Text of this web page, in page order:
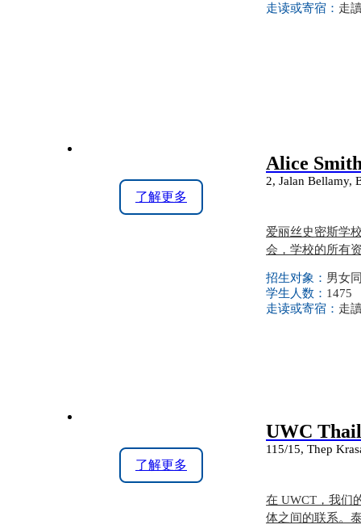
走读或寄宿： 走
了解更多
Alice
2, Jalan Bellamy,
爱丽丝史密斯学
会，学校的所有
招生对象： 男女
学生人数： 1475
走读或寄宿： 走
了解更多
UWC
115/15, Thep
在 UWCT，我们
体之间的联系。